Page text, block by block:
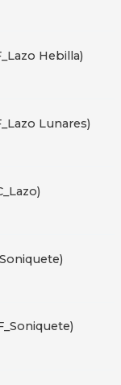
Hebilla)
Lunares)